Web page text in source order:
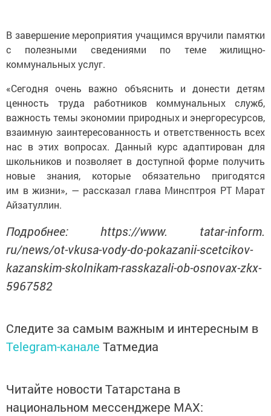
В завершение мероприятия учащимся вручили памятки
с полезными сведениями по теме жилищно-
коммунальных услуг.
«Сегодня очень важно объяснить и донести детям
ценность труда работников коммунальных служб,
важность темы экономии природных и энергоресурсов,
взаимную заинтересованность и ответственность всех
нас в этих вопросах. Данный курс адаптирован для
школьников и позволяет в доступной форме получить
новые знания, которые обязательно пригодятся
им в жизни», — рассказал глава Минсптроя РТ Марат
Айзатуллин.
Подробнее: https://www. tatar-inform.
ru/news/ot-vkusa-vody-do-pokazanii-scetcikov-
kazanskim-skolnikam-rasskazali-ob-osnovax-zkx-
5967582
Следите за самым важным и интересным в
Telegram-канале Татмедиа
Читайте новости Татарстана в
национальном мессенджере MАХ: